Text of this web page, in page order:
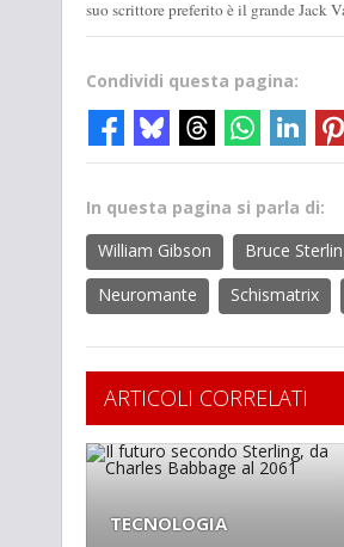
suo scrittore preferito è il grande Jack
Condividi questa pagina:
In questa pagina si parla di:
William Gibson
Bruce
Neuromante
Schismatrix
ARTICOLI CORRELATI
TECNOLOGIA